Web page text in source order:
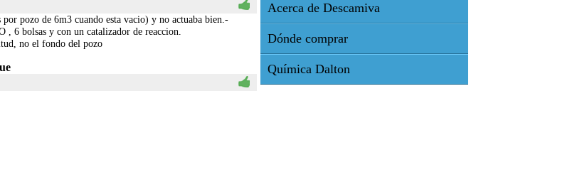
pozo de 6m3 cuando esta vacio) y no actuaba bien.-
6 bolsas y con un catalizador de reaccion.
no el fondo del pozo
Acerca de Descamiva
Dónde comprar
Química Dalton